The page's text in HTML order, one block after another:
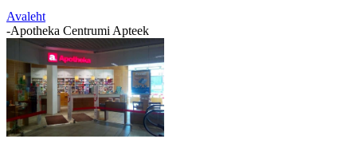
Avaleht
-Apotheka Centrumi Apteek